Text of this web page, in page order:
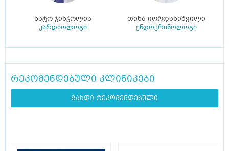
ნატო ჯინჯოლია
კარდიოლოგი
თინა იორდანიშვილი
ენდოკრინოლოგი
რეკომენდებული კლინიკები
გახდი რეკომენდებული